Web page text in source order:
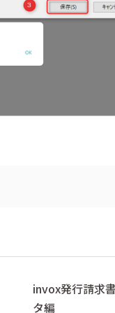
invox発行請求
タ編